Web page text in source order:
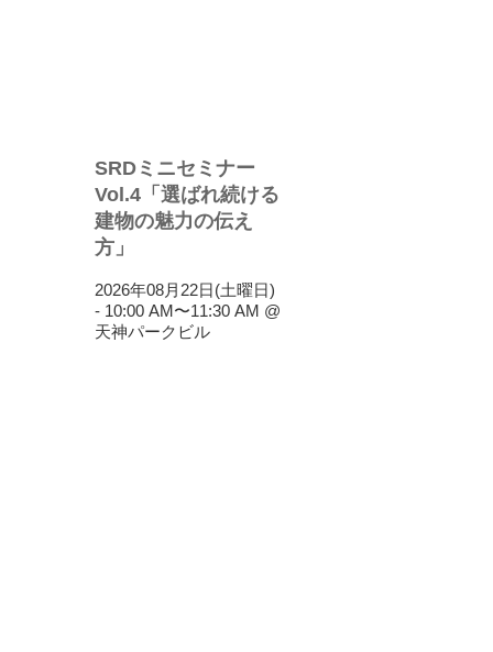
SRDミニセミナー
Vol.4「選ばれ続ける
建物の魅力の伝え
方」
2026年08月22日(土曜日)
- 10:00 AM〜11:30 AM @
天神パークビル